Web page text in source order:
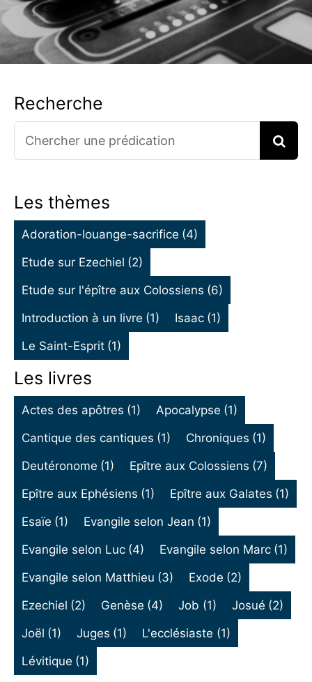
Recherche
Search
for:
Les thèmes
Adoration-louange-sacrifice (4)
Etude sur Ezechiel (2)
Etude sur l'épître aux Colossiens (6)
Introduction à un livre (1) Isaac (1)
Le Saint-Esprit (1)
Les livres
Actes des apôtres (1) Apocalypse (1)
Cantique des cantiques (1) Chroniques (1)
Deutéronome (1) Epître aux Colossiens (7)
Epître aux Ephésiens (1) Epître aux Galates (1)
Esaïe (1) Evangile selon Jean (1)
Evangile selon Luc (4) Evangile selon Marc (1)
Evangile selon Matthieu (3) Exode (2)
Ezechiel (2) Genèse (4) Job (1) Josué (2)
Joël (1) Juges (1) L'ecclésiaste (1)
Lévitique (1)